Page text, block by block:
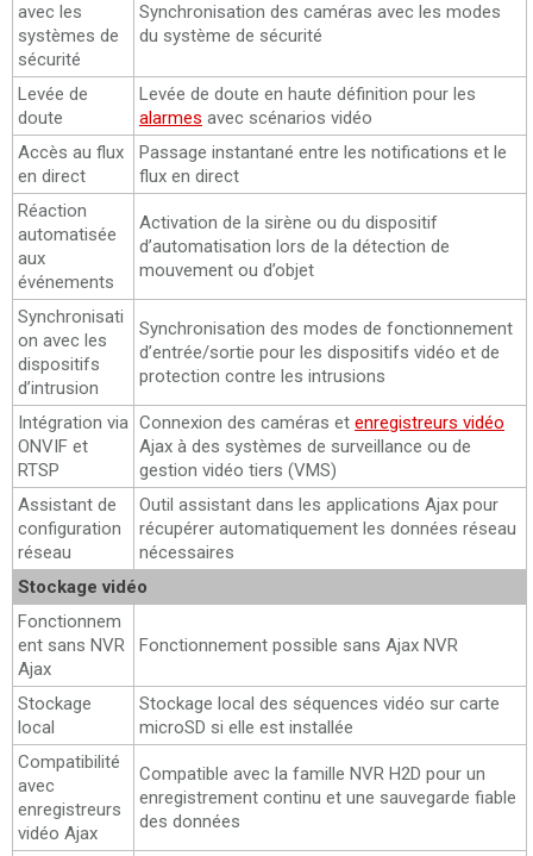
avec les
systèmes de
sécurité
Synchronisation des caméras avec les modes
du système de sécurité
Levée de
doute
Levée de doute en haute définition pour les
alarmes avec scénarios vidéo
Accès au flux
en direct
Passage instantané entre les notifications et le
flux en direct
Réaction
automatisée
aux
événements
Activation de la sirène ou du dispositif
d’automatisation lors de la détection de
mouvement ou d’objet
Synchronisati
on avec les
dispositifs
d’intrusion
Synchronisation des modes de fonctionnement
d’entrée/sortie pour les dispositifs vidéo et de
protection contre les intrusions
Intégration via
ONVIF et
RTSP
Connexion des caméras et enregistreurs vidéo
Ajax à des systèmes de surveillance ou de
gestion vidéo tiers (VMS)
Assistant de
configuration
réseau
Outil assistant dans les applications Ajax pour
récupérer automatiquement les données réseau
nécessaires
Stockage vidéo
Fonctionnem
ent sans NVR
Ajax
Fonctionnement possible sans Ajax NVR
Stockage
local
Stockage local des séquences vidéo sur carte
microSD si elle est installée
Compatibilité
avec
enregistreurs
vidéo Ajax
Compatible avec la famille NVR H2D pour un
enregistrement continu et une sauvegarde fiable
des données